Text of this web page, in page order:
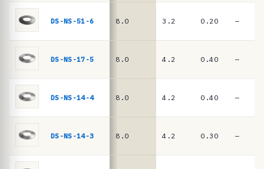
e
e
p
l
DS-NS-51-6 8.0 3.2 0.20 —
DS-NS-17-5 8.0 4.2 0.40 —
DS-NS-14-4 8.0 4.2 0.40 —
DS-NS-14-3 8.0 4.2 0.30 —